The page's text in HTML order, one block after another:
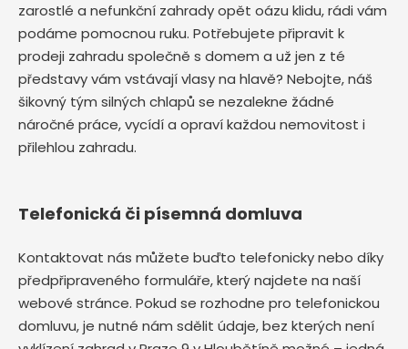
zarostlé a nefunkční zahrady opět oázu klidu, rádi vám
podáme pomocnou ruku. Potřebujete připravit k
prodeji zahradu společně s domem a už jen z té
představy vám vstávají vlasy na hlavě? Nebojte, náš
šikovný tým silných chlapů se nezalekne žádné
náročné práce, vycídí a opraví každou nemovitost i
přilehlou zahradu.
Telefonická či písemná domluva
Kontaktovat nás můžete buďto telefonicky nebo díky
předpřipraveného formuláře, který najdete na naší
webové stránce. Pokud se rozhodne pro telefonickou
domluvu, je nutné nám sdělit údaje, bez kterých není